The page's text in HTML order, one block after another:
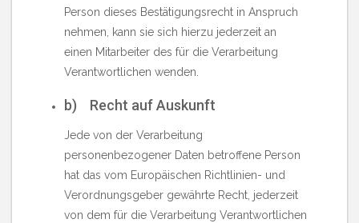
Person dieses Bestätigungsrecht in Anspruch
nehmen, kann sie sich hierzu jederzeit an
einen Mitarbeiter des für die Verarbeitung
Verantwortlichen wenden.
b) Recht auf Auskunft
Jede von der Verarbeitung
personenbezogener Daten betroffene Person
hat das vom Europäischen Richtlinien- und
Verordnungsgeber gewährte Recht, jederzeit
von dem für die Verarbeitung Verantwortlichen